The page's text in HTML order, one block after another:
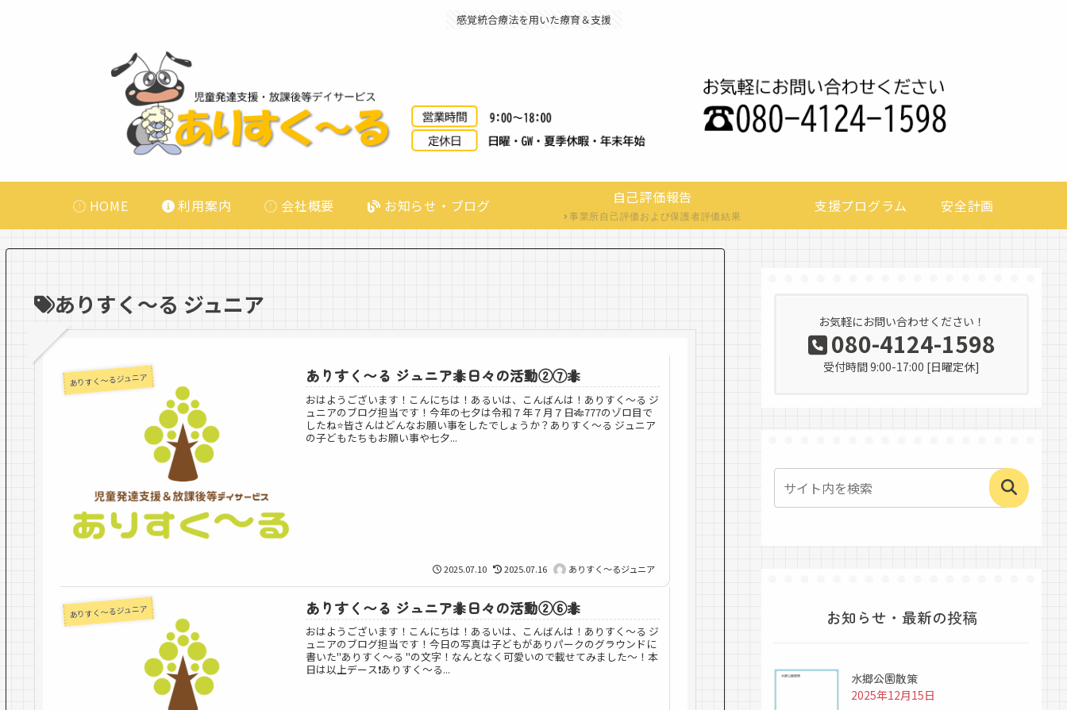
感覚統合療法を用いた療育＆支援
HOME 利用案内 会社概要 お知らせ・ブログ 自己評価報告
事業所自己評価および保護者評価結果
支援プログラム 安全計画
ありすく〜る ジュニア
ありすく～るジュニア ありすく〜る ジュニア🐜日々の活動②⑦🐜
おはようございます！こんにちは！あるいは、こんばんは！ありすく～る ジ
ュニアのブログ担当です！今年の七夕は令和７年７月７日🎋777のゾロ目で
したね⭐️皆さんはどんなお願い事をしたでしょうか？ありすく〜る ジュニア
の子どもたちもお願い事や七夕...
2025.07.10 2025.07.16 ありすく～るジュニア
ありすく～るジュニア ありすく〜る ジュニア🐜日々の活動②⑥🐜
おはようございます！こんにちは！あるいは、こんばんは！ありすく～る ジ
ュニアのブログ担当です！今日の写真は子どもがありパークのグラウンドに
書いた"ありすく〜る "の文字！なんとなく可愛いので載せてみました〜！本
日は以上デース❗️ありすく～る...
お気軽にお問い合わせください！
080-4124-1598
受付時間 9:00-17:00 [日曜定休]
お知らせ・最新の投稿
水郷公園散策
2025年12月15日